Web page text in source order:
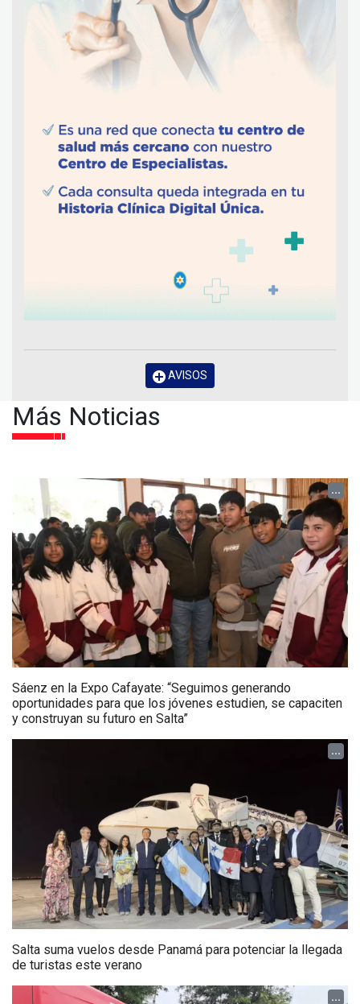
AVISOS
Más Noticias
...
Sáenz en la Expo Cafayate: “Seguimos generando
oportunidades para que los jóvenes estudien, se capaciten
y construyan su futuro en Salta”
...
Salta suma vuelos desde Panamá para potenciar la llegada
de turistas este verano
...